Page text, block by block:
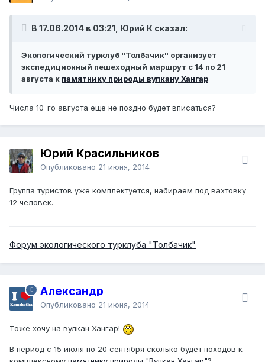
В 17.06.2014 в 03:21, Юрий К сказал:
Экологический турклуб "Толбачик" организует
экспедиционный пешеходный маршрут с 14 по 21
августа к памятнику природы вулкану Хангар
Числа 10-го августа еще не поздно будет вписаться?
Юрий Красильников
Опубликовано 21 июня, 2014
Группа туристов уже комплектуется, набираем под вахтовку
12 человек.
Форум экологического турклуба "Толбачик"
Александр
Опубликовано 21 июня, 2014
Тоже хочу на вулкан Хангар!
В период с 15 июля по 20 сентября сколько будет походов к